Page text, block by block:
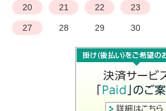
20 21 22 23
27 28 29 30